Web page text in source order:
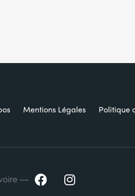
Mentions Légales Politique
—